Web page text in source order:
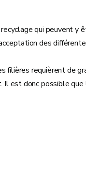
qui peuvent y
des
requièrent de
est donc possible